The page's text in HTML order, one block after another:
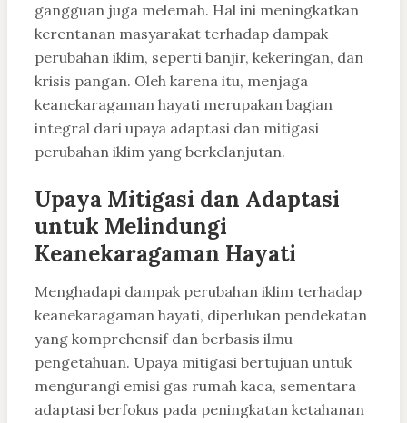
gangguan juga melemah. Hal ini meningkatkan
kerentanan masyarakat terhadap dampak
perubahan iklim, seperti banjir, kekeringan, dan
krisis pangan. Oleh karena itu, menjaga
keanekaragaman hayati merupakan bagian
integral dari upaya adaptasi dan mitigasi
perubahan iklim yang berkelanjutan.
Upaya Mitigasi dan Adaptasi
untuk Melindungi
Keanekaragaman Hayati
Menghadapi dampak perubahan iklim terhadap
keanekaragaman hayati, diperlukan pendekatan
yang komprehensif dan berbasis ilmu
pengetahuan. Upaya mitigasi bertujuan untuk
mengurangi emisi gas rumah kaca, sementara
adaptasi berfokus pada peningkatan ketahanan